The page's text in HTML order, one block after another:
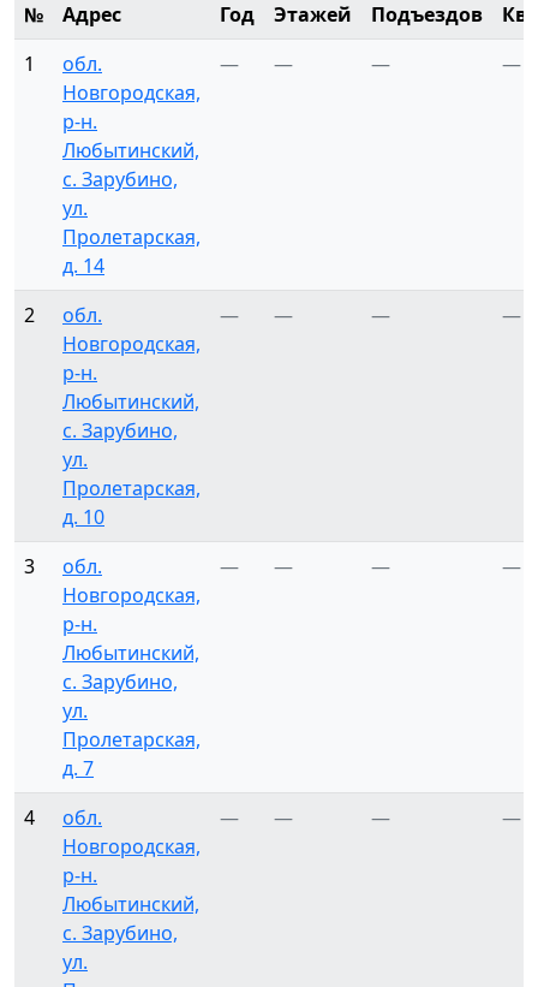
№ Адрес Год Этажей Подъездов
1
обл.
Новгородская,
р-н.
Любытинский,
с. Зарубино,
ул.
Пролетарская,
д. 14
— — — —
2
обл.
Новгородская,
р-н.
Любытинский,
с. Зарубино,
ул.
Пролетарская,
д. 10
— — — —
3
обл.
Новгородская,
р-н.
Любытинский,
с. Зарубино,
ул.
Пролетарская,
д. 7
— — — —
4
обл.
Новгородская,
р-н.
Любытинский,
с. Зарубино,
ул.
— — — —